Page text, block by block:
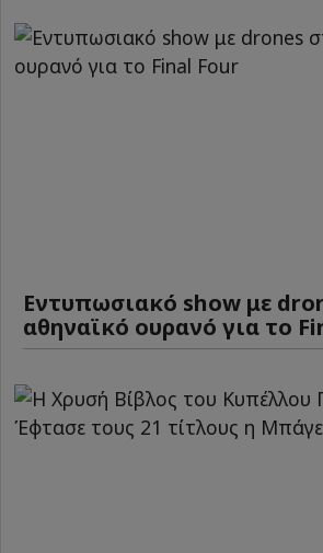
Εντυπωσιακό show με
αθηναϊκό ουρανό για το